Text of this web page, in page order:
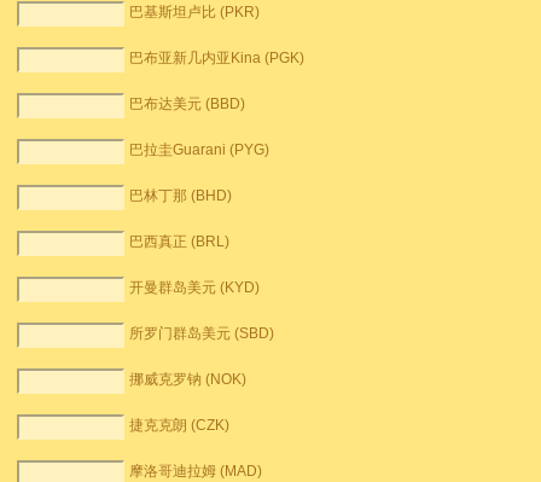
巴基斯坦卢比 (PKR)
巴布亚新几内亚Kina (PGK)
巴布达美元 (BBD)
巴拉圭Guarani (PYG)
巴林丁那 (BHD)
巴西真正 (BRL)
开曼群岛美元 (KYD)
所罗门群岛美元 (SBD)
挪威克罗钠 (NOK)
捷克克朗 (CZK)
摩洛哥迪拉姆 (MAD)